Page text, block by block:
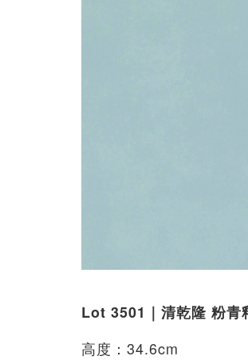
Lot 3501｜清乾隆 粉青
高度：34.6cm